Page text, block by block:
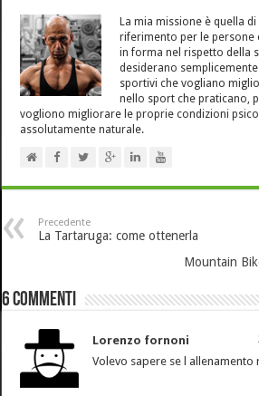
La mia missione è quella
riferimento per le persone
in forma nel rispetto della
desiderano
sportivi che vogliano
nello sport che praticano,
vogliono migliorare le proprie condizioni
assolutamente naturale.
Precedente
La Tartaruga: come ottenerla
Mountain
6 Commenti
Lorenzo fornoni
Volevo sapere se l